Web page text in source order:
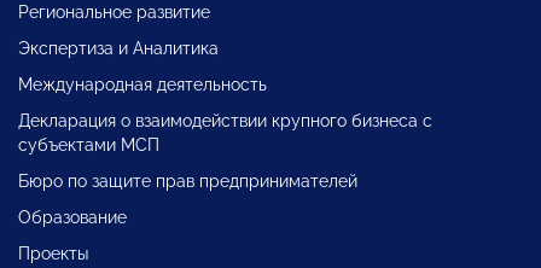
Региональное развитие
Экспертиза и Аналитика
Международная деятельность
Декларация о взаимодействии крупного бизнеса с
субъектами МСП
Бюро по защите прав предпринимателей
Образование
Проекты